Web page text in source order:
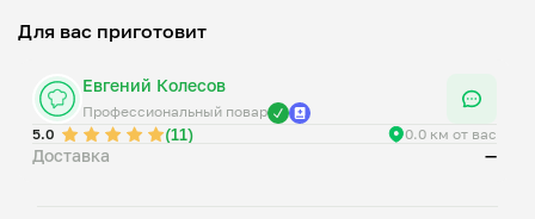
Для вас приготовит
Евгений Колесов
Профессиональный повар
5.0
(11) 0.0 км от вас
Доставка —